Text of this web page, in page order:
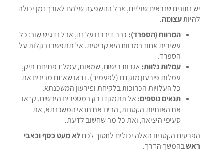
יש נתונים שנראים שוליים, אבל ההשפעה שלהם לאורך זמן יכולה
להיותעצומה.
המרווח (הספרד): כבר דיברנו על זה, אבל נדגיש שוב: כל
עשירית אחוז במרווח היא קריטית. אל תתפשרו בקלות על
הספרד.
עמלות נלוות: אגרות רישום, שמאות, עמלת פתיחת תיק,
עמלות פירעון מוקדם (לפעמים). ודאו שאתם מבינים את
כל העלויות הכרוכות בלקיחת ופירעון המשכנתא.
תנאים נוספים: אל תתמקדו רק במספרים היבשים. קראו
את האותיות הקטנות, הבינו את תנאי המשכנתא, את
סעיפי היציאה, ואת כל מה שחשוב לדעת.
הפרטים הקטנים האלה יכולים לחסוך לכםלא מעט כסף וכאבי
ראשבהמשך הדרך.